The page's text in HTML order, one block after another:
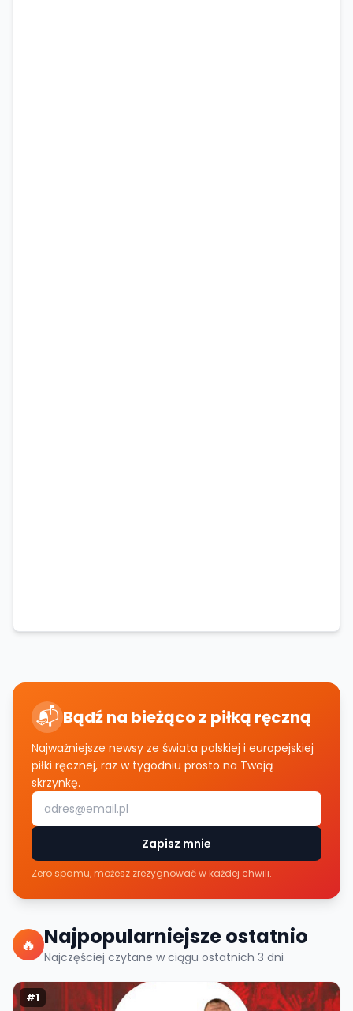
📬 Bądź na bieżąco z piłką ręczną
Najważniejsze newsy ze świata polskiej i europejskiej
piłki ręcznej, raz w tygodniu prosto na Twoją
skrzynkę.
Zapisz mnie
Zero spamu, możesz zrezygnować w każdej chwili.
🔥 Najpopularniejsze ostatnio
Najczęściej czytane w ciągu ostatnich 3 dni
#1